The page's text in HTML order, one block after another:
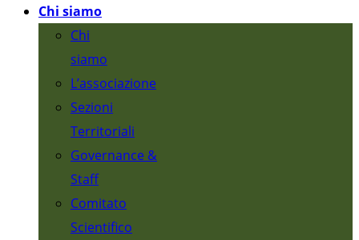
Chi siamo
Chi
siamo
L’associazione
Sezioni
Territoriali
Governance &
Staff
Comitato
Scientifico